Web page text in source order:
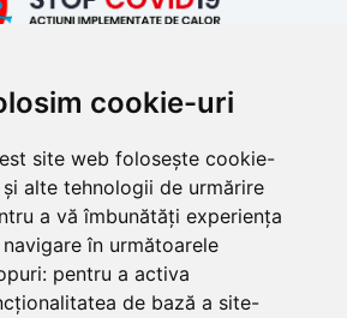
cookie-uri
site web folosește cookie-
și alte tehnologii de urmărire
a vă îmbunătăți experiența
în următoarele
pentru a activa
de bază a site-